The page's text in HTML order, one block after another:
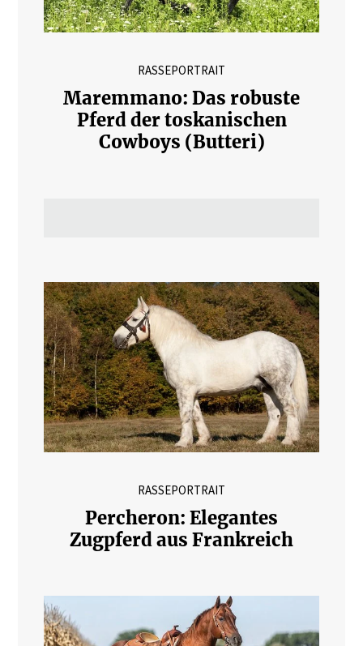
RASSEPORTRAIT
Maremmano: Das robuste
Pferd der toskanischen
Cowboys (Butteri)
RASSEPORTRAIT
Percheron: Elegantes
Zugpferd aus Frankreich